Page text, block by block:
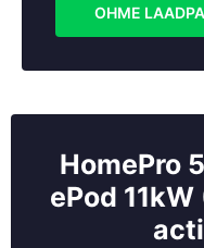
OHME
HomePro
ePod